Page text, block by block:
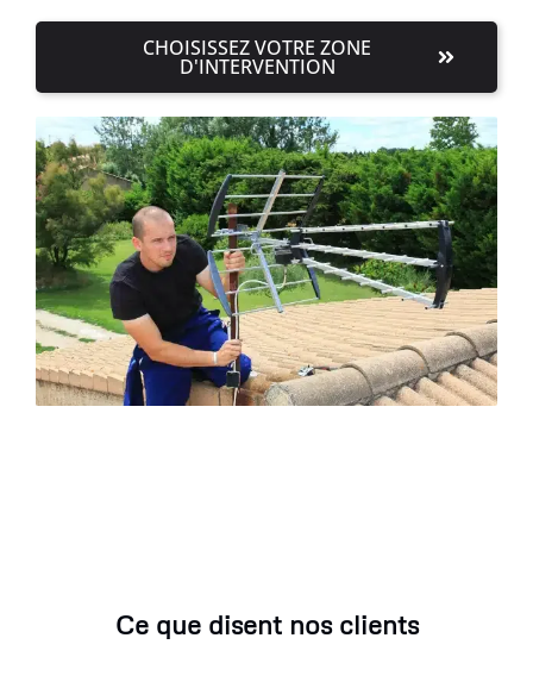
CHOISISSEZ VOTRE ZONE
D'INTERVENTION
Ce que disent nos clients